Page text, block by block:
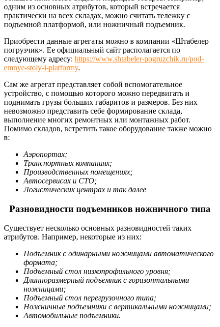
одним из основных атрибутов, который встречается
практически на всех складах, можно считать тележку с
подъемной платформой, или ножничный подъемник.
Приобрести данные агрегаты можно в компании «Штабелер
погрузчик». Ее официальный сайт располагается по
следующему адресу: https://www.shtabeler-pogruzchik.ru/pod-
emnye-stoly-i-platformy.
Сам же агрегат представляет собой вспомогательное
устройство, с помощью которого можно передвигать и
поднимать грузы больших габаритов и размеров. Без них
невозможно представить себе формирование склада,
выполнение многих ремонтных или монтажных работ.
Помимо складов, встретить такое оборудование также можно
в:
Аэропортах;
Транспортных компаниях;
Производственных помещениях;
Автосервисах и СТО;
Логистических центрах и так далее
Разновидности подъемников ножничного типа
Существует несколько основных разновидностей таких
атрибутов. Например, некоторые из них:
Подъемник с одинарными ножницами автоматического
формата;
Подъемный стол низкопрофильного уровня;
Длинноразмерный подъемник с горизонтальными
ножницами;
Подъемный стол перегрузочного типа;
Ножничные подъемники с вертикальными ножницами;
Автомобильные подъемники.